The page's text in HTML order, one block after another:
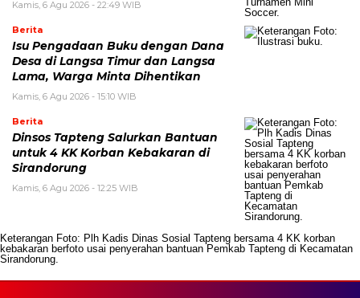
Kamis, 6 Agu 2026 - 22:49 WIB
Berita
Isu Pengadaan Buku dengan Dana
Desa di Langsa Timur dan Langsa
Lama, Warga Minta Dihentikan
Kamis, 6 Agu 2026 - 15:10 WIB
Berita
Dinsos Tapteng Salurkan Bantuan
untuk 4 KK Korban Kebakaran di
Sirandorung
Kamis, 6 Agu 2026 - 12:25 WIB
Keterangan Foto: Plh Kadis Dinas Sosial Tapteng bersama 4 KK korban
kebakaran berfoto usai penyerahan bantuan Pemkab Tapteng di Kecamatan
Sirandorung.